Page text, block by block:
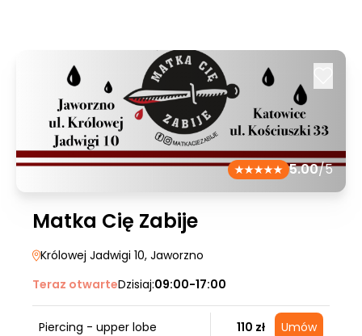
5.00/5
Matka Cię Zabije
Królowej Jadwigi 10, Jaworzno
Teraz otwarteDzisiaj:09:00-17:00
Piercing - upper lobe 110 zł Umów